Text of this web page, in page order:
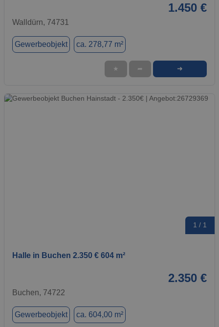
1.450 €
Walldürn, 74731
Gewerbeobjekt ca. 278,77 m²
★ ➦ ➜
1 / 1
Halle in Buchen 2.350 € 604 m²
2.350 €
Buchen, 74722
Gewerbeobjekt ca. 604,00 m²